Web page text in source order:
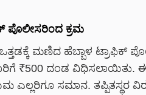
ಪೊಲೀಸರಿಂದ ಕ್ರಮ
ಮಣಿದ ಹೆಬ್ಬಾಳ ಟ್ರಾಫಿಕ್
₹500 ದಂಡ ವಿಧಿಸಲಾಯಿತು.
ಸಮಾನ. ತಪ್ಪಿತಸ್ಥರ